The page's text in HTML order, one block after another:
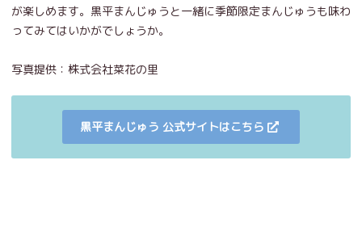
が楽しめます。黒平まんじゅうと一緒に季節限定まんじゅうも味わ
ってみてはいかがでしょうか。
写真提供：株式会社菜花の里
黒平まんじゅう 公式サイトはこちら